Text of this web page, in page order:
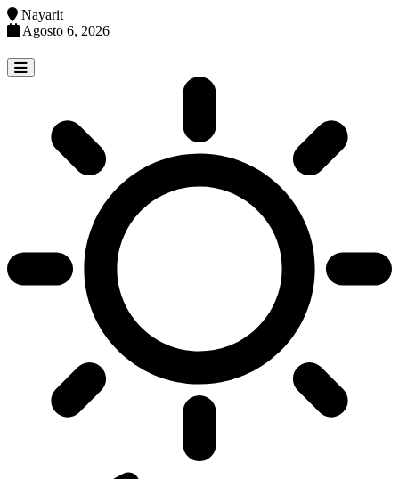
Nayarit
Agosto 6, 2026
to
content